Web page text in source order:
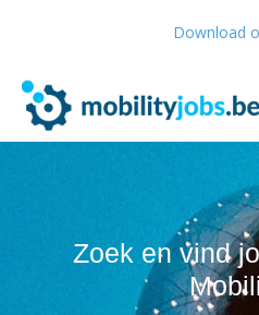
Download
Zoek en vind